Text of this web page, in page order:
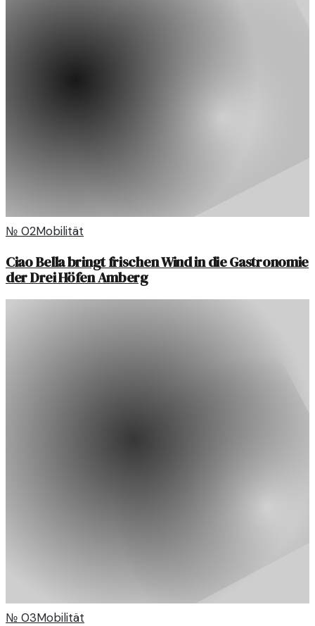
№ 02Mobilität
Ciao Bella bringt frischen Wind in die Gastronomie
der Drei Höfen Amberg
№ 03Mobilität